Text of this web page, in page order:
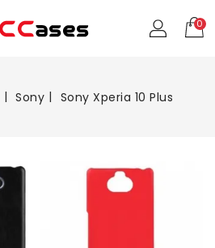
0
Sony Sony Xperia 10 Plus